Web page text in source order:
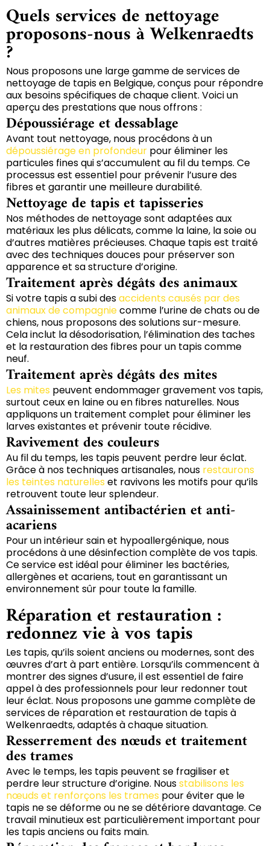
Quels services de nettoyage
proposons-nous à Welkenraedts
?
Nous proposons une large gamme de services de
nettoyage de tapis en Belgique, conçus pour répondre
aux besoins spécifiques de chaque client. Voici un
aperçu des prestations que nous offrons :
Dépoussiérage et dessablage
Avant tout nettoyage, nous procédons à un
dépoussiérage en profondeur pour éliminer les
particules fines qui s’accumulent au fil du temps. Ce
processus est essentiel pour prévenir l’usure des
fibres et garantir une meilleure durabilité.
Nettoyage de tapis et tapisseries
Nos méthodes de nettoyage sont adaptées aux
matériaux les plus délicats, comme la laine, la soie ou
d’autres matières précieuses. Chaque tapis est traité
avec des techniques douces pour préserver son
apparence et sa structure d’origine.
Traitement après dégâts des animaux
Si votre tapis a subi desaccidents causés par des
animaux de compagniecomme l’urine de chats ou de
chiens, nous proposons des solutions sur-mesure.
Cela inclut la désodorisation, l’élimination des taches
et la restauration des fibres pour un tapis comme
neuf.
Traitement après dégâts des mites
Les mites peuvent endommager gravement vos tapis,
surtout ceux en laine ou en fibres naturelles. Nous
appliquons un traitement complet pour éliminer les
larves existantes et prévenir toute récidive.
Ravivement des couleurs
Au fil du temps, les tapis peuvent perdre leur éclat.
Grâce à nos techniques artisanales, nous restaurons
les teintes naturelles et ravivons les motifs pour qu’ils
retrouvent toute leur splendeur.
Assainissement antibactérien et anti-
acariens
Pour un intérieur sain et hypoallergénique, nous
procédons à une désinfection complète de vos tapis.
Ce service est idéal pour éliminer les bactéries,
allergènes et acariens, tout en garantissant un
environnement sûr pour toute la famille.
Réparation et restauration :
redonnez vie à vos tapis
Les tapis, qu’ils soient anciens ou modernes, sont des
œuvres d’art à part entière. Lorsqu’ils commencent à
montrer des signes d’usure, il est essentiel de faire
appel à des professionnels pour leur redonner tout
leur éclat. Nous proposons une gamme complète de
services de réparation et restauration de tapis à
Welkenraedts, adaptés à chaque situation.
Resserrement des nœuds et traitement
des trames
Avec le temps, les tapis peuvent se fragiliser et
perdre leur structure d’origine. Nousstabilisons les
nœuds et renforçons les trames pour éviter que le
tapis ne se déforme ou ne se détériore davantage. Ce
travail minutieux est particulièrement important pour
les tapis anciens ou faits main.